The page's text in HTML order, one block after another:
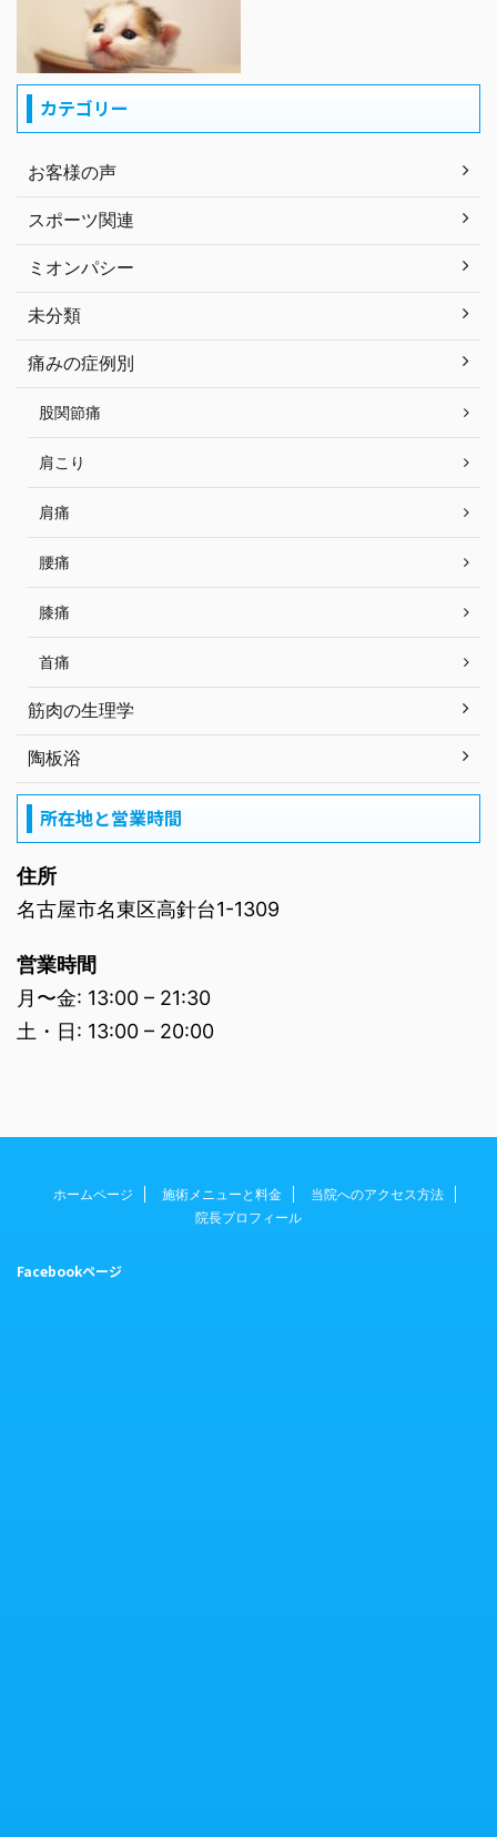
カテゴリー
お客様の声
スポーツ関連
ミオンパシー
未分類
痛みの症例別
股関節痛
肩こり
肩痛
腰痛
膝痛
首痛
筋肉の生理学
陶板浴
所在地と営業時間
住所
名古屋市名東区高針台1-1309
営業時間
月〜金: 13:00 – 21:30
土・日: 13:00 – 20:00
ホームページ 施術メニューと料金
当院へのアクセス方法
院長プロフィール
Facebookページ